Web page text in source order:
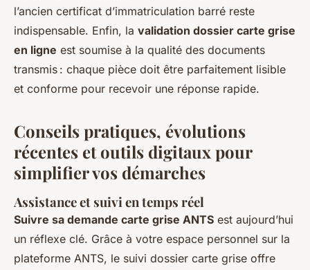
l’ancien certificat d’immatriculation barré reste
indispensable. Enfin, la validation dossier carte grise
en ligne est soumise à la qualité des documents
transmis : chaque pièce doit être parfaitement lisible
et conforme pour recevoir une réponse rapide.
Conseils pratiques, évolutions
récentes et outils digitaux pour
simplifier vos démarches
Assistance et suivi en temps réel
Suivre sa demande carte grise ANTS est aujourd’hui
un réflexe clé. Grâce à votre espace personnel sur la
plateforme ANTS, le suivi dossier carte grise offre